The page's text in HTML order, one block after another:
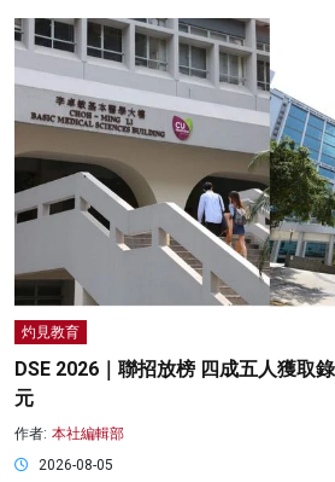
灼見教育
DSE 2026｜聯招放榜 四成五人獲取
元
作者: 本社編輯部
2026-08-05